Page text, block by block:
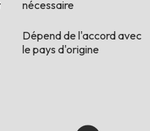
nécessaire
Dépend de l'accord avec
le pays d'origine